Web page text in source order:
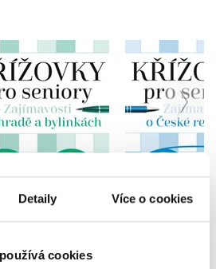
Detaily Více o cookies
cookies
pro seniory
Zajímavosti o
a bylinkách
Kolektiv
Do košíku
Křížovky
–
České